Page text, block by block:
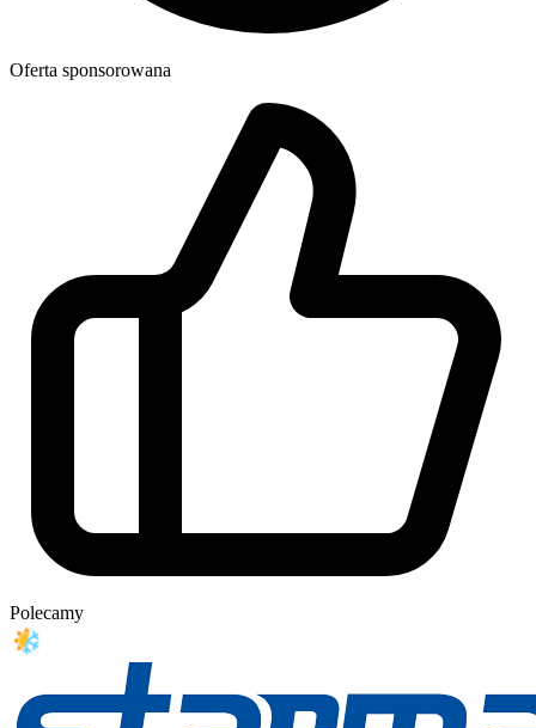
Oferta sponsorowana
Polecamy